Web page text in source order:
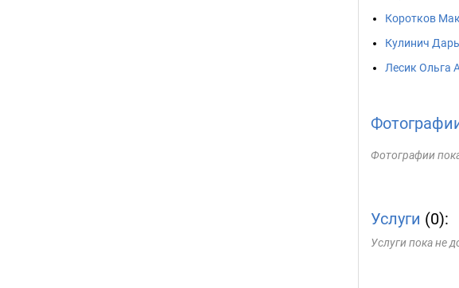
Коротков
Кулинич
Лесик Ольга
Фотографии
Услуги (0):
Услуги пока не